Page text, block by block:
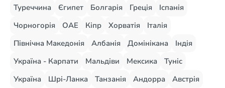
Туреччина Єгипет Болгарія Греція
Іспанія
Чорногорія
ОАЕ Кіпр Хорватія
Італія
Північна Македонія
Албанія Домінікана
Індія
Україна - Карпати
Мальдіви Мексика
Туніс
Україна
Шрі-Ланка Танзанія Андорра
Австрія